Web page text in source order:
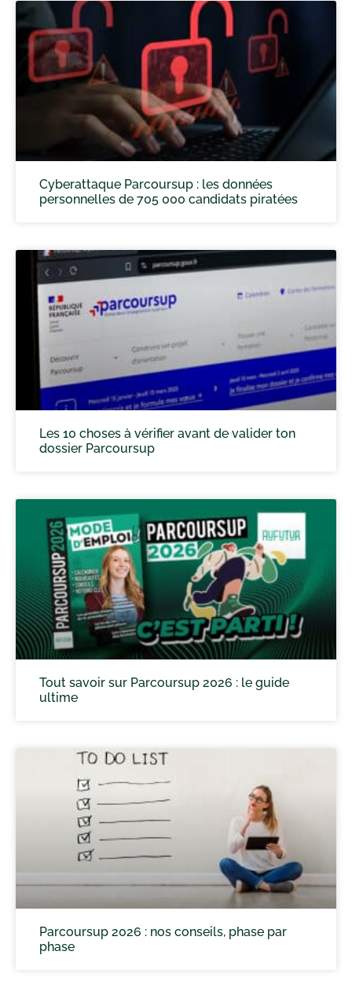
Cyberattaque Parcoursup : les données
personnelles de 705 000 candidats piratées
Les 10 choses à vérifier avant de valider ton
dossier Parcoursup
Tout savoir sur Parcoursup 2026 : le guide
ultime
Parcoursup 2026 : nos conseils, phase par
phase